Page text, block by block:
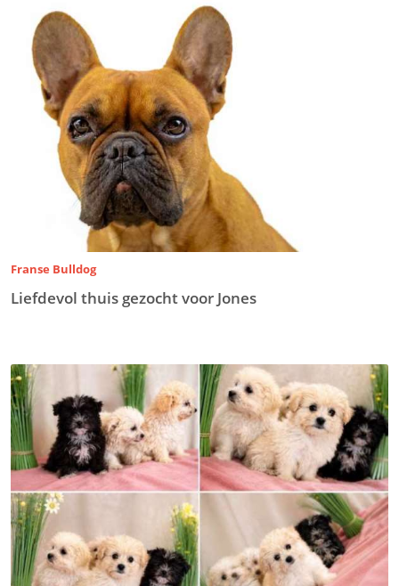
Franse Bulldog
Liefdevol thuis gezocht voor Jones